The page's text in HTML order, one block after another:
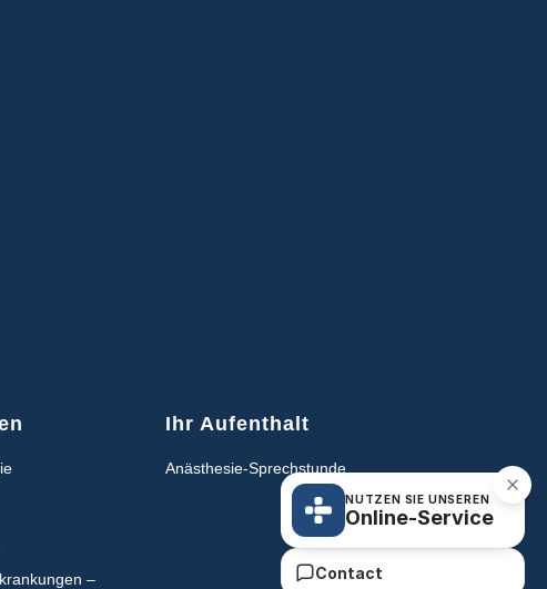
–
Ihr Aufenthalt
Anästhesie-Sprechstunde
NUTZEN SIE UNSEREN
Online-Service
Contact